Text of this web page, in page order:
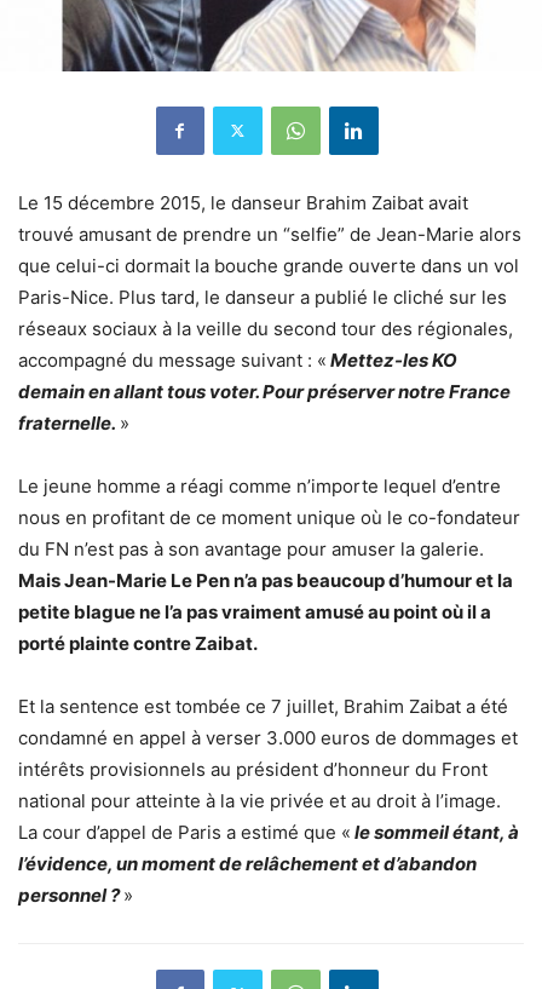
Le 15 décembre 2015, le danseur Brahim Zaibat avait
trouvé amusant de prendre un “selfie” de Jean-Marie alors
que celui-ci dormait la bouche grande ouverte dans un vol
Paris-Nice. Plus tard, le danseur a publié le cliché sur les
réseaux sociaux à la veille du second tour des régionales,
accompagné du message suivant : « Mettez-les KO
demain en allant tous voter. Pour préserver notre France
fraternelle. »
Le jeune homme a réagi comme n’importe lequel d’entre
nous en profitant de ce moment unique où le co-fondateur
du FN n’est pas à son avantage pour amuser la galerie.
Mais Jean-Marie Le Pen n’a pas beaucoup d’humour et la
petite blague ne l’a pas vraiment amusé au point où il a
porté plainte contre Zaibat.
Et la sentence est tombée ce 7 juillet, Brahim Zaibat a été
condamné en appel à verser 3.000 euros de dommages et
intérêts provisionnels au président d’honneur du Front
national pour atteinte à la vie privée et au droit à l’image.
La cour d’appel de Paris a estimé que « le sommeil étant, à
l’évidence, un moment de relâchement et d’abandon
personnel ? »